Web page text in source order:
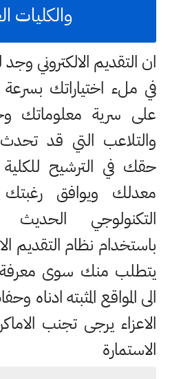
والكليات
ان التقديم الالكتروني
في ملء اختياراتك
على سرية معلوماتك
والتلاعب التي قد
حقك في الترشيح للكلية
معدلك ويوافق
التكنولوجي الحديث
باستخدام نظام التقديم
يتطلب منك سوى معرفة
الى المواقع المثبته ادناه
الاعزاء يرجى تجنب
الاستمارة